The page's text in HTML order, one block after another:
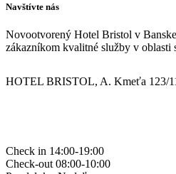
Navštívte nás
Novootvorený Hotel Bristol v
zákazníkom kvalitné služby v oblasti
HOTEL BRISTOL, A. Kmeťa 123/
Check in 14:00-19:00
Check-out 08:00-10:00